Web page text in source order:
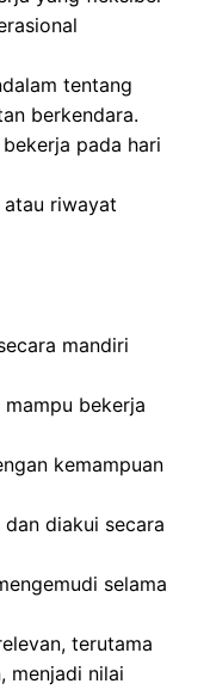
tentang
berkendara.
pada hari
riwayat
mandiri
bekerja
kemampuan
dan diakui secara
selama
terutama
menjadi nilai